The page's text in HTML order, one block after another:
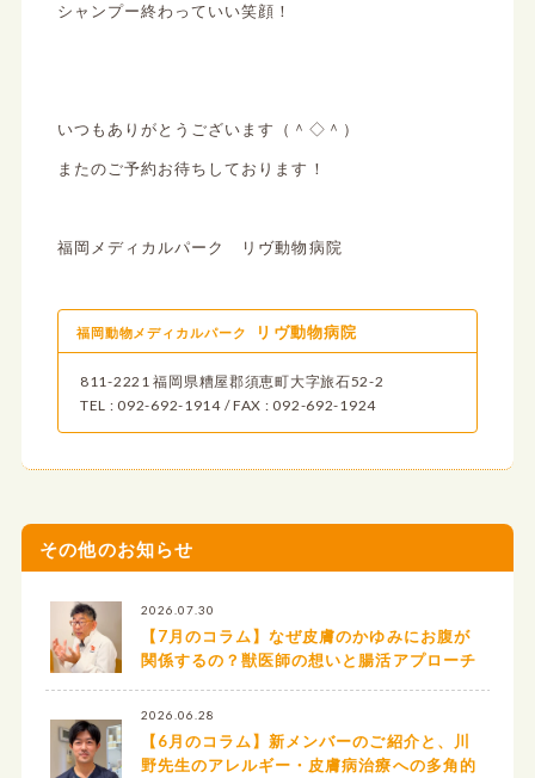
シャンプー終わっていい笑顔！
いつもありがとうございます（＾◇＾）
またのご予約お待ちしております！
福岡メディカルパーク リヴ動物病院
福岡動物メディカルパーク リヴ動物病院
811-2221 福岡県糟屋郡須恵町大字旅石52-2
TEL : 092-692-1914 / FAX : 092-692-1924
その他のお知らせ
2026.07.30
【7月のコラム】なぜ皮膚のかゆみにお腹が
関係するの？獣医師の想いと腸活アプローチ
2026.06.28
【6月のコラム】新メンバーのご紹介と、川
野先生のアレルギー・皮膚病治療への多角的